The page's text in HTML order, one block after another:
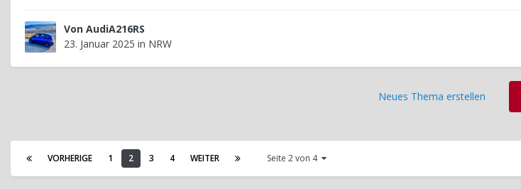
Von AudiA216RS
23. Januar 2025 in NRW
Neues Thema erstellen
VORHERIGE 1 2 3 4 WEITER Seite 2 von 4